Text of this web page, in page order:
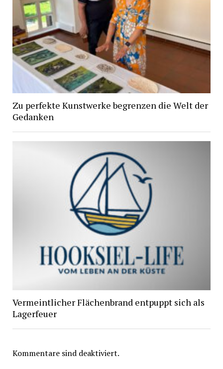
Zu perfekte Kunstwerke begrenzen die Welt der
Gedanken
Vermeintlicher Flächenbrand entpuppt sich als
Lagerfeuer
Kommentare sind deaktiviert.